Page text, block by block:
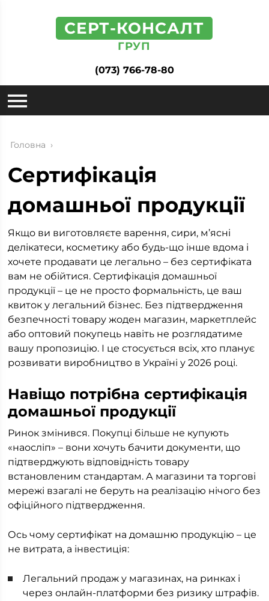
СЕРТ-КОНСАЛТ
ГРУП
(073) 766-78-80
Головна ›
Сертифікація
домашньої продукції
Якщо ви виготовляєте варення, сири, м’ясні
делікатеси, косметику або будь-що інше вдома і
хочете продавати це легально – без сертифіката
вам не обійтися. Сертифікація домашньої
продукції – це не просто формальність, це ваш
квиток у легальний бізнес. Без підтвердження
безпечності товару жоден магазин, маркетплейс
або оптовий покупець навіть не розглядатиме
вашу пропозицію. І це стосується всіх, хто планує
розвивати виробництво в Україні у 2026 році.
Навіщо потрібна сертифікація
домашньої продукції
Ринок змінився. Покупці більше не купують
«наосліп» – вони хочуть бачити документи, що
підтверджують відповідність товару
встановленим стандартам. А магазини та торгові
мережі взагалі не беруть на реалізацію нічого без
офіційного підтвердження.
Ось чому сертифікат на домашню продукцію – це
не витрата, а інвестиція:
Легальний продаж у магазинах, на ринках і
через онлайн-платформи без ризику штрафів.